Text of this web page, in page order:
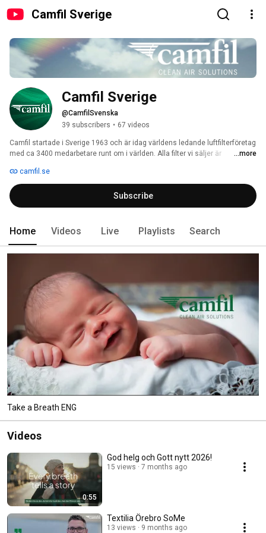
Camfil Sverige
Camfil Sverige
@CamfilSvenska
39 subscribers • 67 videos
Camfil startade i Sverige 1963 och är idag världens ledande luftfilterföretag
med ca 3400 medarbetare runt om i världen. Alla filter vi säljer är
leverantören av både vanliga ventilationsfilter, metallfilter och renrumsfilter.
Vi levererar bland annat filter till alla kärnkraftverk i Norden. Huvudkontoret
för Camfil Svenska AB finns i Trosa. Där grundades en gång Camfil, och
Camfils moderbolag är beläget i Sverige än idag. I Sverige har Camfil
...more
camfil.se
Subscribe
Home Videos Live Playlists Search
Take a Breath ENG
Videos
0:55
God helg och Gott nytt 2026!
15 views 7 months ago
Textilia Örebro SoMe
13 views 9 months ago